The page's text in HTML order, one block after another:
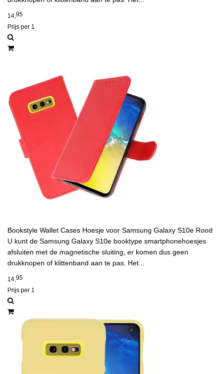
14,95
Prijs per 1
Bookstyle Wallet Cases Hoesje voor Samsung Galaxy S10e Rood
U kunt de Samsung Galaxy S10e booktype smartphonehoesjes
afsluiten met de magnetische sluiting, er komen dus geen
drukknopen of klittenband aan te pas. Het...
14,95
Prijs per 1